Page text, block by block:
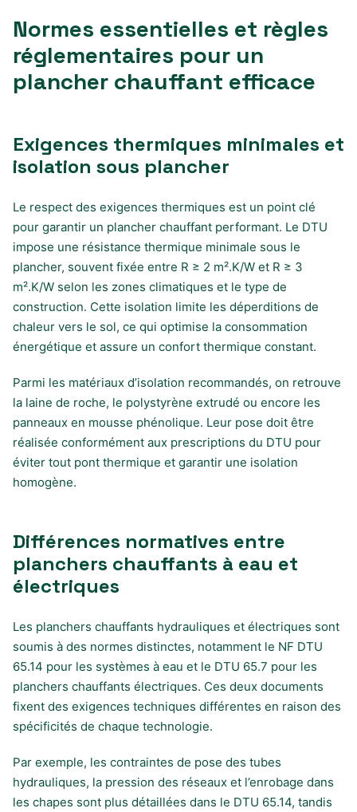
Normes essentielles et règles
réglementaires pour un
plancher chauffant efficace
Exigences thermiques minimales et
isolation sous plancher
Le respect des exigences thermiques est un point clé
pour garantir un plancher chauffant performant. Le DTU
impose une résistance thermique minimale sous le
plancher, souvent fixée entre R ≥ 2 m².K/W et R ≥ 3
m².K/W selon les zones climatiques et le type de
construction. Cette isolation limite les déperditions de
chaleur vers le sol, ce qui optimise la consommation
énergétique et assure un confort thermique constant.
Parmi les matériaux d’isolation recommandés, on retrouve
la laine de roche, le polystyrène extrudé ou encore les
panneaux en mousse phénolique. Leur pose doit être
réalisée conformément aux prescriptions du DTU pour
éviter tout pont thermique et garantir une isolation
homogène.
Différences normatives entre
planchers chauffants à eau et
électriques
Les planchers chauffants hydrauliques et électriques sont
soumis à des normes distinctes, notamment le NF DTU
65.14 pour les systèmes à eau et le DTU 65.7 pour les
planchers chauffants électriques. Ces deux documents
fixent des exigences techniques différentes en raison des
spécificités de chaque technologie.
Par exemple, les contraintes de pose des tubes
hydrauliques, la pression des réseaux et l’enrobage dans
les chapes sont plus détaillées dans le DTU 65.14, tandis